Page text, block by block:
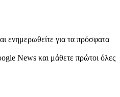
ενημερωθείτε για τα πρόσφατα
News και μάθετε πρώτοι όλες